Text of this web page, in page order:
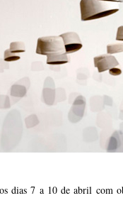
dias 7 a 10 de abril com